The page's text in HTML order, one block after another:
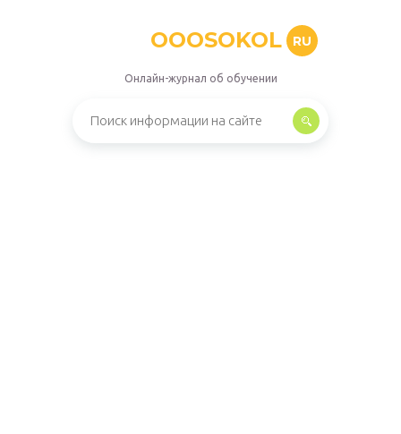
OOOSOKOL RU
Онлайн-журнал об обучении